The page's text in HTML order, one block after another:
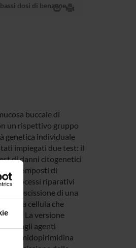
dosi di benzene
buccale di
un rispettivo gruppo
genetica individuale
impiegati due test: il
di danni citogenetici
dei composti di
I processi riparativi
per escissione di una
per la cellula che
La versione
dagli agenti